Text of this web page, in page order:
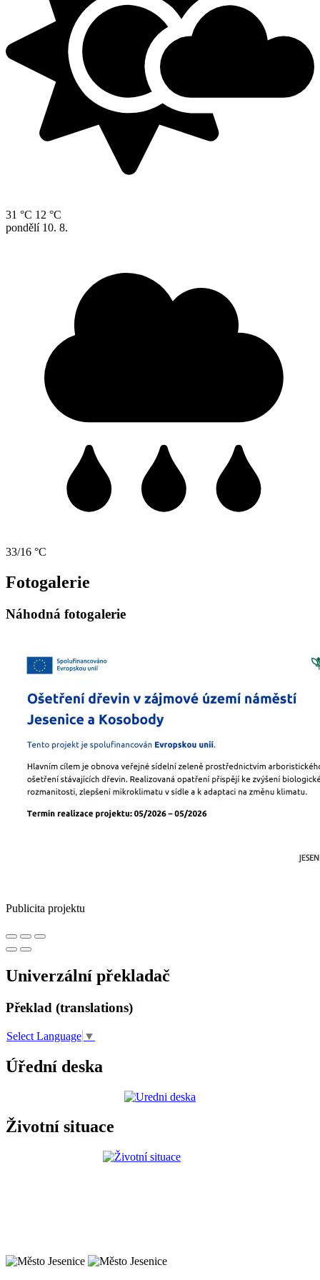
31 °C 12 °C
pondělí 10. 8.
33/16 °C
Fotogalerie
Náhodná fotogalerie
Publicita projektu
Univerzální překladač
Překlad (translations)
Select Language ▼
Úřední deska
Životní situace